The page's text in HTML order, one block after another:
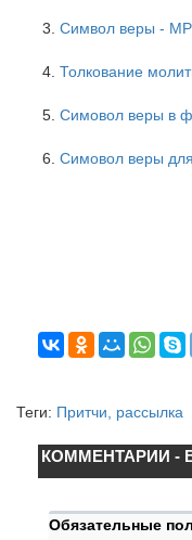
Символ веры -
Толкование
Симовол веры в
Симовол веры для
Теги: Притчи, рассылка
КОММЕНТАРИИ
Обязательные